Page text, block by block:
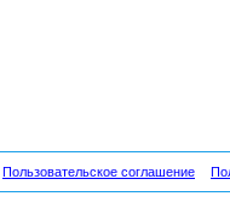
Пользовательское соглашение